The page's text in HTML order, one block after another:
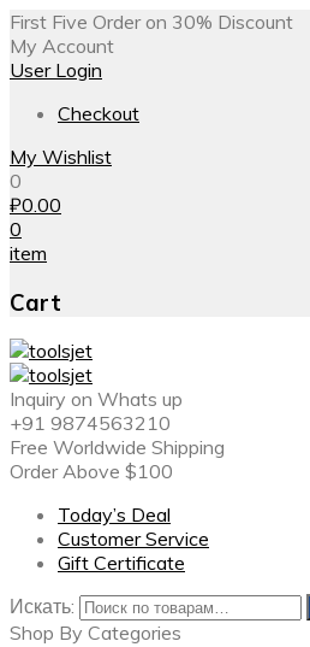
First Five Order on 30% Discount
My Account
User Login
Checkout
My Wishlist
0
₽0.00
0
item
Cart
Inquiry on Whats up
+91 9874563210
Free Worldwide Shipping
Order Above $100
Today’s Deal
Customer Service
Gift Certificate
Искать:
Shop By Categories